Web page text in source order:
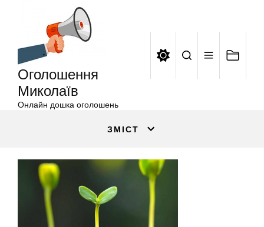
Оголошення
Миколаїв
Онлайн дошка оголошень
ЗМІСТ